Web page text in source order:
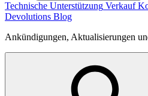
Technische Unterstützung Verkauf
Devolutions Blog
Ankündigungen, Aktualisierungen